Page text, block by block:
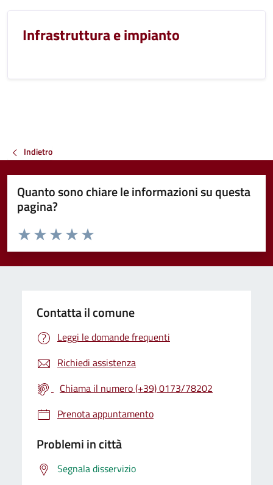
Infrastruttura e impianto
Indietro
Quanto sono chiare le informazioni su questa
pagina?
Valuta da 1 a 5 stelle la pagina
Valuta 5 stelle su 5
Valuta 4 stelle su 5
Valuta 3 stelle su 5
Valuta 2 stelle su 5
Valuta 1 stelle su 5
Contatta il comune
Leggi le domande frequenti
Richiedi assistenza
Chiama il numero (+39) 0173/78202
Prenota appuntamento
Problemi in città
Segnala disservizio